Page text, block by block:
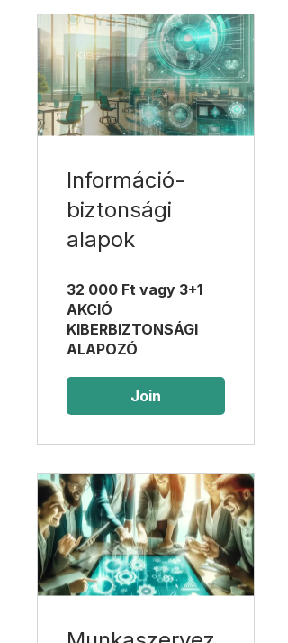
Információ-
biztonsági
alapok
32 000 Ft vagy 3+1
AKCIÓ
KIBERBIZTONSÁGI
ALAPOZÓ
Join